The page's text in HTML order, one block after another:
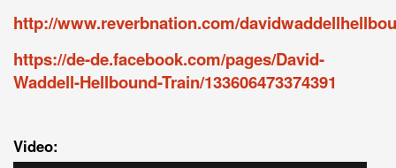
http://www.reverbnation.com/
https://de-de.facebook.com/pages/David-
Waddell-Hellbound-Train/133606473374391
Video: